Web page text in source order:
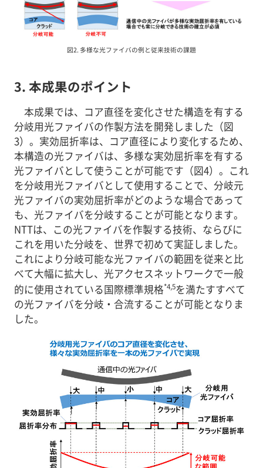
図2. 多様な光ファイバの例と従来技術の課題
3. 本成果のポイント
本成果では、コア直径を変化させた構造を有する
分岐用光ファイバの作製方法を開発しました（図
3）。実効屈折率は、コア直径により変化するため、
本構造の光ファイバは、多様な実効屈折率を有する
光ファイバとして使うことが可能です（図4）。これ
を分岐用光ファイバとして使用することで、分岐元
光ファイバの実効屈折率がどのような場合であって
も、光ファイバを分岐することが可能となります。
NTTは、この光ファイバを作製する技術、ならびに
これを用いた分岐を、世界で初めて実証しました。
これにより分岐可能な光ファイバの範囲を従来と比
べて大幅に拡大し、光アクセスネットワークで一般
的に使用されている国際標準規格*4,5を満たすすべて
の光ファイバを分岐・合流することが可能となりま
した。